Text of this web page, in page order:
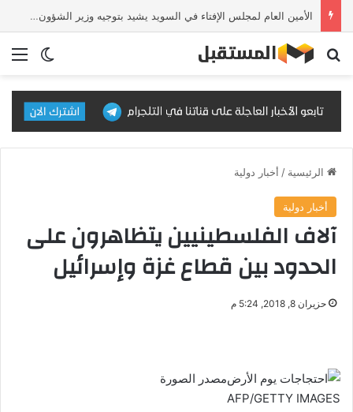
الأمين العام لمجلس الإفتاء في السويد يشيد بتوجيه وزير الشؤون الإسلامية لضبط الخطاب الدعوي
الوضع بحث عن
الرئيسية / أخبار دولية
أخبار دولية
آلاف الفلسطينيين يتظاهرون على
الحدود بين قطاع غزة وإسرائيل
حزيران 8, 2018, 5:24 م
مصدر الصورة
AFP/GETTY IMAGES